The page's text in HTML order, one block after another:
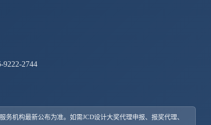
9222-2744
务机构最新公布为准。如需JCD设计大奖代理申报、报奖代理、